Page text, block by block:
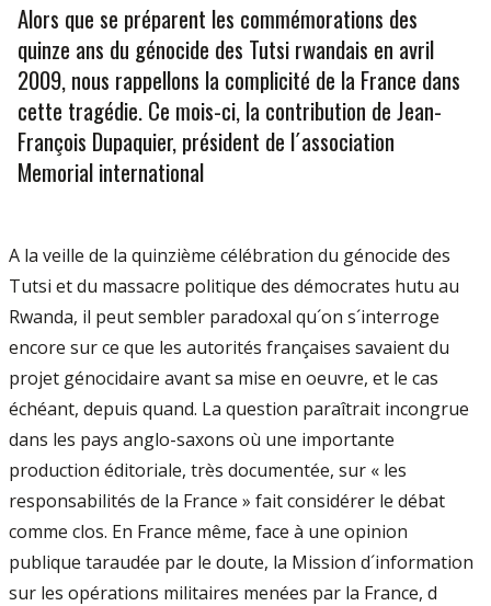
Alors que se préparent les commémorations des
quinze ans du génocide des Tutsi rwandais en avril
2009, nous rappellons la complicité de la France dans
cette tragédie. Ce mois-ci, la contribution de Jean-
François Dupaquier, président de l´association
Memorial international
A la veille de la quinzième célébration du génocide des
Tutsi et du massacre politique des démocrates hutu au
Rwanda, il peut sembler paradoxal qu´on s´interroge
encore sur ce que les autorités françaises savaient du
projet génocidaire avant sa mise en oeuvre, et le cas
échéant, depuis quand. La question paraîtrait incongrue
dans les pays anglo-saxons où une importante
production éditoriale, très documentée, sur « les
responsabilités de la France » fait considérer le débat
comme clos. En France même, face à une opinion
publique taraudée par le doute, la Mission d´information
sur les opérations militaires menées par la France, d